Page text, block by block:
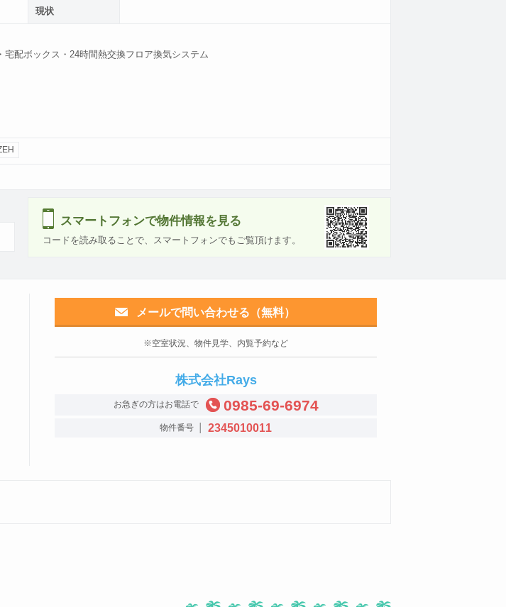
現状
配ボックス・24時間熱交換フロア換気システム
スマートフォンで物件情報を見る
コードを読み取ることで、スマートフォンでもご覧頂けます。
メールで問い合わせる（無料）
※空室状況、物件見学、内覧予約など
株式会社Rays
お急ぎの方はお電話で 0985-69-6974
物件番号 │ 2345010011